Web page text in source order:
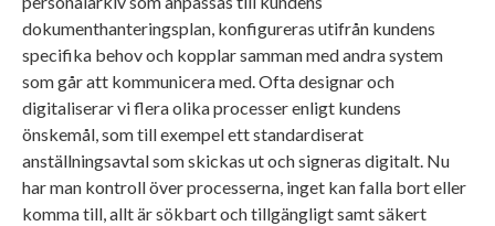
dokumenthanteringsplan, konfigureras utifrån kundens
specifika behov och kopplar samman med andra system
som går att kommunicera med. Ofta designar och
digitaliserar vi flera olika processer enligt kundens
önskemål, som till exempel ett standardiserat
anställningsavtal som skickas ut och signeras digitalt. Nu
har man kontroll över processerna, inget kan falla bort eller
komma till, allt är sökbart och tillgängligt samt säkert